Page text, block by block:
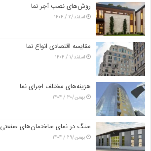
روش‌های نصب آجر نما
اسفند/۲ / ۱۴۰۴
مقایسه اقتصادی انواع نما
اسفند/۱ / ۱۴۰۴
هزینه‌های مختلف اجرای نما
بهمن/۳۰ / ۱۴۰۴
سنگ در نمای ساختمان‌های صنعتی
بهمن/۲۹ / ۱۴۰۴